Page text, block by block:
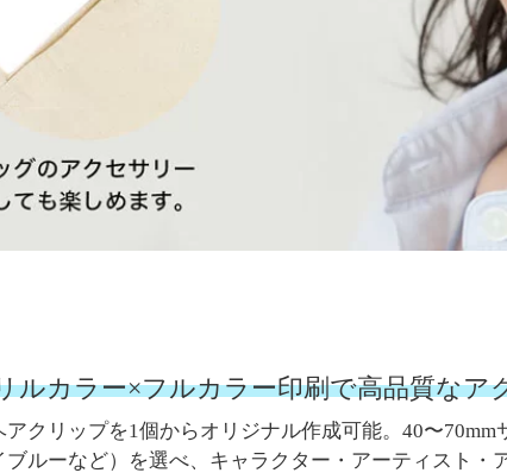
ルカラー×フルカラー印刷で高品質な
クリップを1個からオリジナル作成可能。40〜
ブルーなど）を選べ、キャラクター・アーティスト・